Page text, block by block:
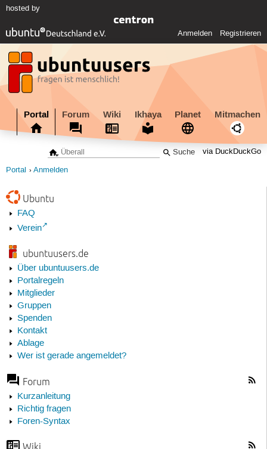
hosted by
Anmelden Registrieren
Portal Forum Wiki Ikhaya Planet Mitmachen
via DuckDuckGo
Portal Anmelden
Ubuntu
FAQ
Verein
ubuntuusers.de
Über ubuntuusers.de
Portalregeln
Mitglieder
Gruppen
Spenden
Kontakt
Ablage
Wer ist gerade angemeldet?
Forum
Kurzanleitung
Richtig fragen
Foren-Syntax
Wiki